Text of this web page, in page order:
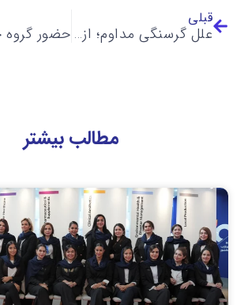
قبلی
علل گرسنگی مداوم؛ از کمبود مواد مغذی تا سبک زندگی + ویدیو
مطالب بیشتر